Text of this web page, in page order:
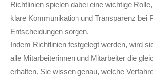
Richtlinien spielen dabei eine wichtige
klare Kommunikation und Transparenz bei
Entscheidungen sorgen.
Indem Richtlinien festgelegt werden, wird
alle Mitarbeiterinnen und Mitarbeiter die
erhalten. Sie wissen genau, welche